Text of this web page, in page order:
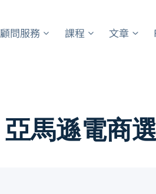
顧問服務 課程 文章
亞馬遜電商